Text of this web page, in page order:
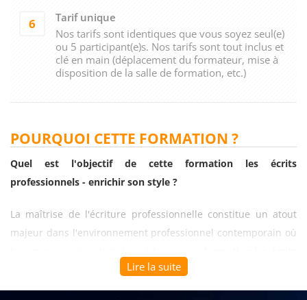
6
Tarif unique
Nos tarifs sont identiques que vous soyez seul(e)
ou 5 participant(e)s. Nos tarifs sont tout inclus et
clé en main (déplacement du formateur, mise à
disposition de la salle de formation, etc.)
POURQUOI CETTE FORMATION ?
Quel est l'objectif de cette formation les écrits
professionnels - enrichir son style ?
La maîtrise de l'écriture professionnelle constitue un atout
majeur dans l'environnement professionnel contemporain où
professionnels - enrichir son style
compétence stratégique en permettant aux participants
Lire la suite